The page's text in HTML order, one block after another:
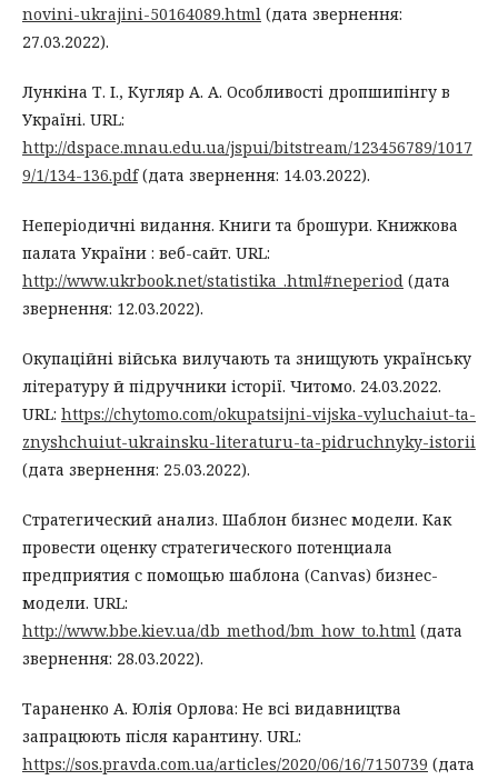
novini-ukrajini-50164089.html (дата звернення:
27.03.2022).
Лункіна Т. І., Кугляр А. А. Особливості дропшипінгу в
Україні. URL:
http://dspace.mnau.edu.ua/jspui/bitstream/123456789/1017
9/1/134-136.pdf(дата звернення: 14.03.2022).
Неперіодичні видання. Книги та брошури. Книжкова
палата України : веб-сайт. URL:
http://www.ukrbook.net/statistika_.html#neperiod (дата
звернення: 12.03.2022).
Окупаційні війська вилучають та знищують українську
літературу й підручники історії. Читомо. 24.03.2022.
URL: https://chytomo.com/okupatsijni-vijska-vyluchaiut-ta-
znyshchuiut-ukrainsku-literaturu-ta-pidruchnyky-istorii
(дата звернення: 25.03.2022).
Стратегический анализ. Шаблон бизнес модели. Как
провести оценку стратегического потенциала
предприятия с помощью шаблона (Canvas) бизнес-
модели. URL:
http://www.bbe.kiev.ua/db_method/bm_how_to.html (дата
звернення: 28.03.2022).
Тараненко А. Юлія Орлова: Не всі видавництва
запрацюють після карантину. URL:
https://sos.pravda.com.ua/articles/2020/06/16/7150739 (дата